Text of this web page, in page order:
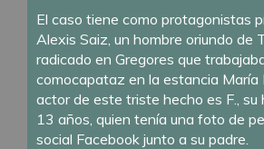
El caso tiene como protagonistas
Alexis Saiz, un hombre oriundo de
radicado en Gregores que
comocapataz en la estancia María
actor de este triste hecho es F., su
13 años, quien tenía una foto de
social Facebook junto a su padre.